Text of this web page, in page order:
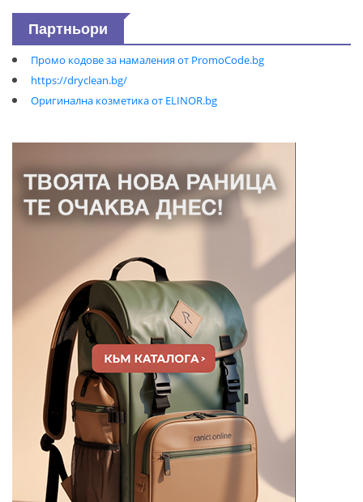
Партньори
Промо кодове за намаления от PromoCode.bg
https://dryclean.bg/
Оригинална козметика от ELINOR.bg